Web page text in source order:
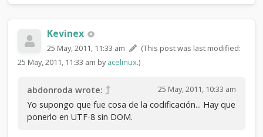
Kevinex
25 May, 2011, 11:33 am
(This post was last modified:
25 May, 2011, 11:33 am byacelinux.)
25 May, 2011, 10:33 am
abdonroda wrote:
Yo supongo que fue cosa de la codificación... Hay que
ponerlo en UTF-8 sin DOM.